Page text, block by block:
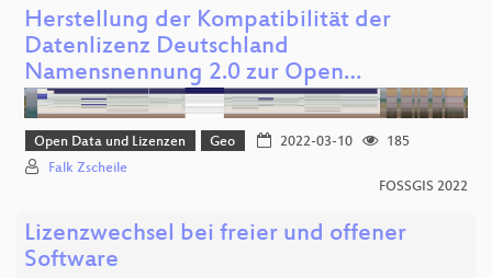
Herstellung der Kompatibilität der
Datenlizenz Deutschland
Namensnennung 2.0 zur Open…
Open Data und Lizenzen Geo 2022-03-10
185
Falk Zscheile
FOSSGIS 2022
Lizenzwechsel bei freier und offener
Software